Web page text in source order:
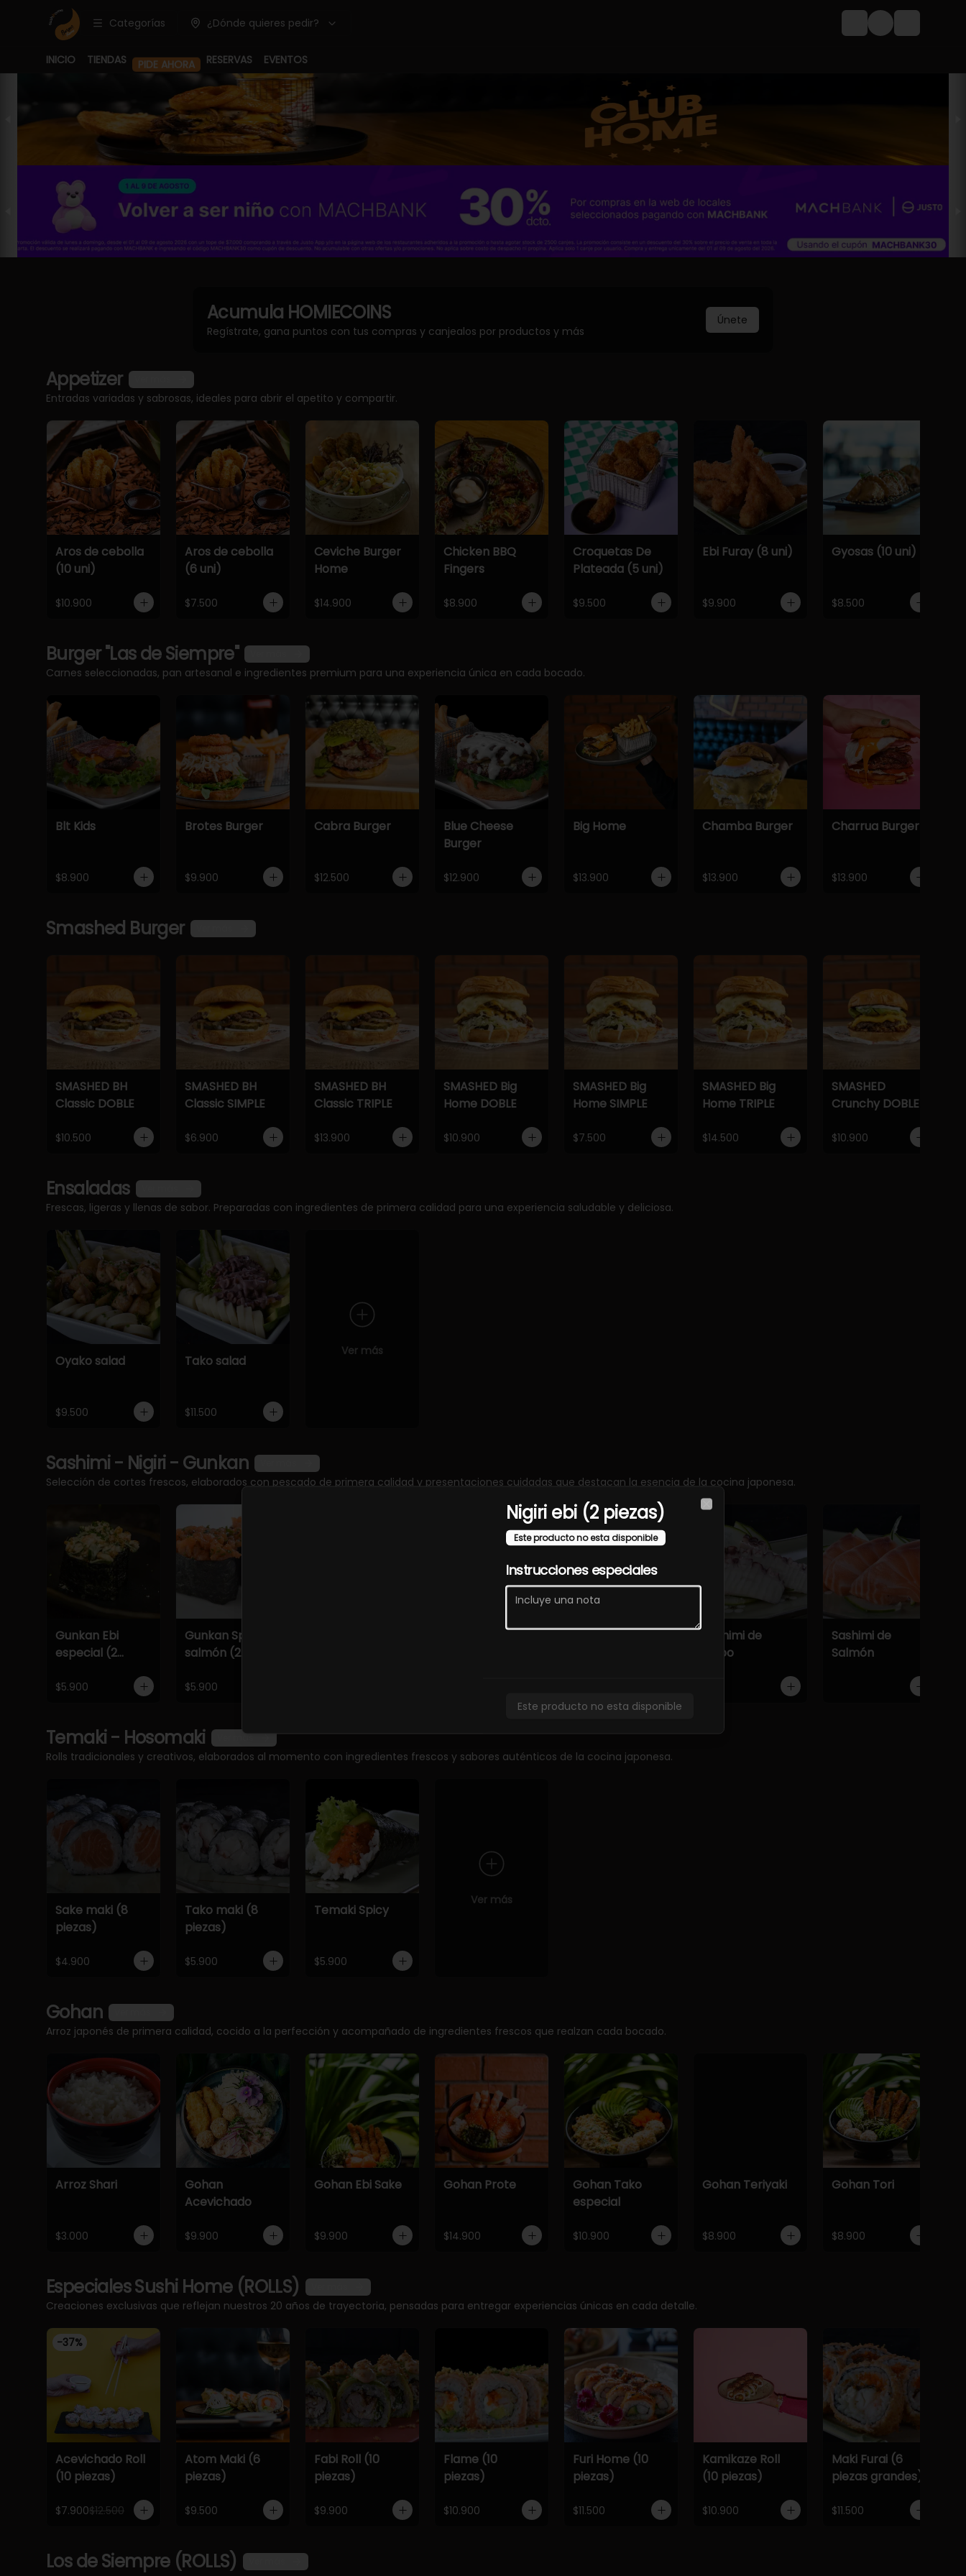
Categorías ¿Dónde quieres pedir? Login
INICIO TIENDAS PIDE AHORA RESERVAS EVENTOS
Acumula HOMIECOINS
Regístrate, gana puntos con tus compras y canjealos por productos y más
Únete
Appetizer
Entradas variadas y sabrosas, ideales para abrir el apetito y compartir.
Aros de cebolla
(10 uni)
$10.900
Aros de cebolla
(6 uni)
$7.500
Ceviche Burger
Home
$14.900
Chicken BBQ
Fingers
$8.900
Croquetas De
Plateada (5 uni)
$9.500
Ebi Furay (8 uni)
$9.900
Gyosas (10 uni)
$8.500
Burger "Las de Siempre"
Carnes seleccionadas, pan artesanal e ingredientes premium para una experiencia única en cada bocado.
Blt Kids
$8.900
Brotes Burger
$9.900
Cabra Burger
$12.500
Blue Cheese
Burger
$12.900
Big Home
$13.900
Chamba Burger
$13.900
Charrua Burger
$13.900
Smashed Burger
SMASHED BH
Classic DOBLE
$10.500
SMASHED BH
Classic SIMPLE
$6.900
SMASHED BH
Classic TRIPLE
$13.900
SMASHED Big
Home DOBLE
$10.900
SMASHED Big
Home SIMPLE
$7.500
SMASHED Big
Home TRIPLE
$14.500
SMASHED
Crunchy DOBLE
$10.900
Ensaladas
Frescas, ligeras y llenas de sabor. Preparadas con ingredientes de primera calidad para una experiencia saludable y deliciosa.
Oyako salad
$9.500
Tako salad
$11.500
Ver más
Sashimi - Nigiri - Gunkan
Selección de cortes frescos, elaborados con pescado de primera calidad y presentaciones cuidadas que destacan la esencia de la cocina japonesa.
Gunkan Ebi
especial (2
$5.900
Gunkan Spicy
salmón (2
$5.900
Sashimi de Atún
Sashimi de
Pulpo
Sashimi de
Salmón
Temaki - Hosomaki
Rolls tradicionales y creativos, elaborados al momento con ingredientes frescos y sabores auténticos de la cocina japonesa.
Sake maki (8
piezas)
$4.900
Tako maki (8
piezas)
$5.900
Temaki Spicy
$5.900
Ver más
Gohan
Arroz japonés de primera calidad, cocido a la perfección y acompañado de ingredientes frescos que realzan cada bocado.
Arroz Shari
$3.000
Gohan
Acevichado
$9.900
Gohan Ebi Sake
$9.900
Gohan Prote
$14.900
Gohan Tako
especial
$10.900
Gohan Teriyaki
$8.900
Gohan Tori
$8.900
Especiales Sushi Home (ROLLS)
Creaciones exclusivas que reflejan nuestros 20 años de trayectoria, pensadas para entregar experiencias únicas en cada detalle.
-37%
Acevichado Roll
(10 piezas)
$7.900$12.500
Atom Maki (6
piezas)
$9.500
Fabi Roll (10
piezas)
$9.900
Flame (10
piezas)
$10.900
Furi Home (10
piezas)
$11.500
Kamikaze Roll
(10 piezas)
$10.900
Maki Furai (6
piezas grandes)
$11.500
Los de Siempre (ROLLS)
Nigiri ebi (2 piezas)
Este producto no esta disponible
Instrucciones especiales
Este producto no esta disponible